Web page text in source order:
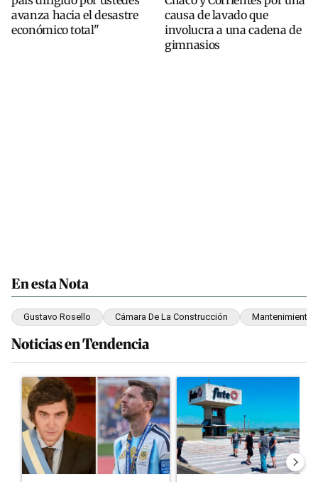
avanza hacia el desastre
económico total"
causa de lavado que
involucra a una cadena de
gimnasios
En esta Nota
Gustavo Rosello Cámara De La Construcción Mantenimiento
Noticias en Tendencia
Este listado muestra los artículos con más comentarios en los
Un artículo de tendencia con el título "Milei despidió a Jorge
Un artículo de tendencia con